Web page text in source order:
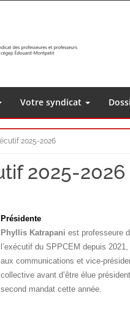
Votre syndicat
2025-2026
2025-2026
Présidente
Phyllis Katrapani est professeure
l’exécutif du SPPCEM depuis
aux communications et vice-
collective avant d’être élue
second mandat cette année.